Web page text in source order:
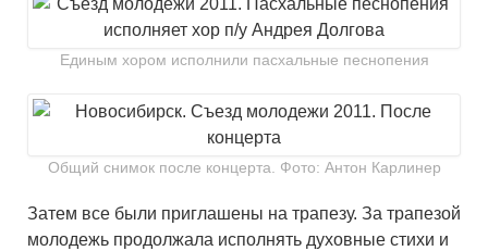
Единым хором исполнили пасхальные песнопения
Общий снимок после концерта. Фото: Антон Карлинер
Затем все были приглашены на трапезу. За трапезой
молодежь продолжала исполнять духовные стихи и